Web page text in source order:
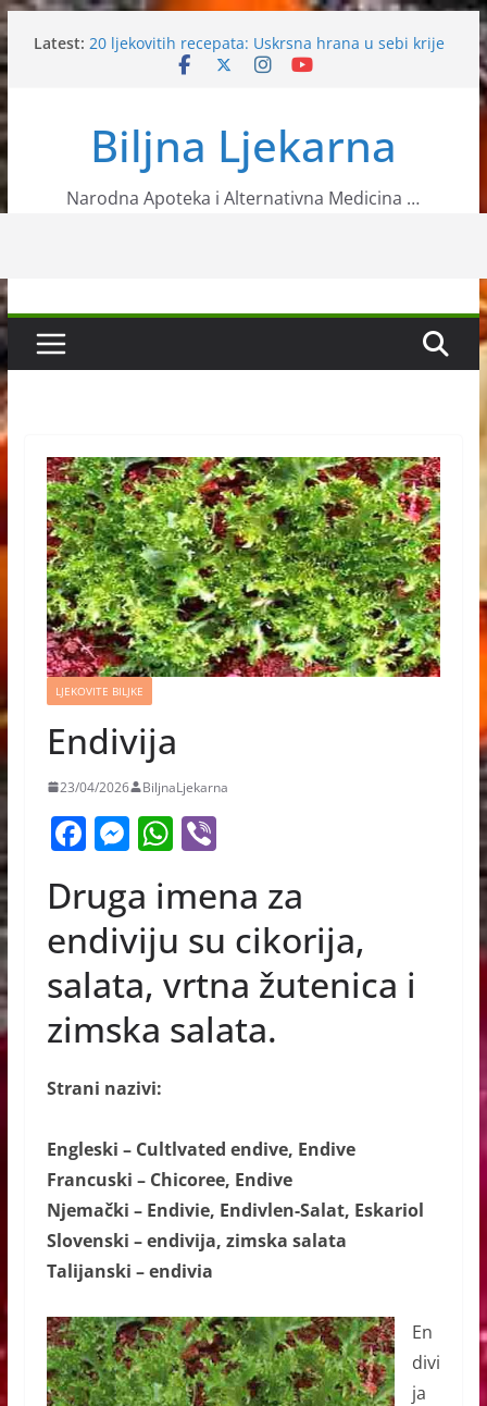
Skip
to
content
Latest: 20 ljekovitih recepata: Uskrsna hrana u sebi krije
Ljekovita biljka – Čičak
Upotreba oraha u narodnoj medicini
Biljna Ljekarna
Narodna Apoteka i Alternativna Medicina …
LJEKOVITE BILJKE
Endivija
23/04/2026 BiljnaLjekarna
F
c
e
b
o
o
k
M
ss
e
n
g
er
W
at
s
A
p
p
Vi
er
Druga imena za
endiviju su cikorija,
salata, vrtna žutenica i
zimska salata.
Strani nazivi:
Engleski – Cultlvated endive, Endive
Francuski – Chicoree, Endive
Njemački – Endivie, Endivlen-Salat, Eskariol
Slovenski – endivija, zimska salata
Talijanski – endivia
En
divi
ja